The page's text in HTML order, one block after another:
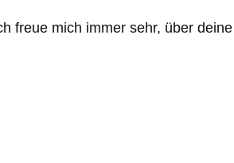
freue mich immer sehr, über